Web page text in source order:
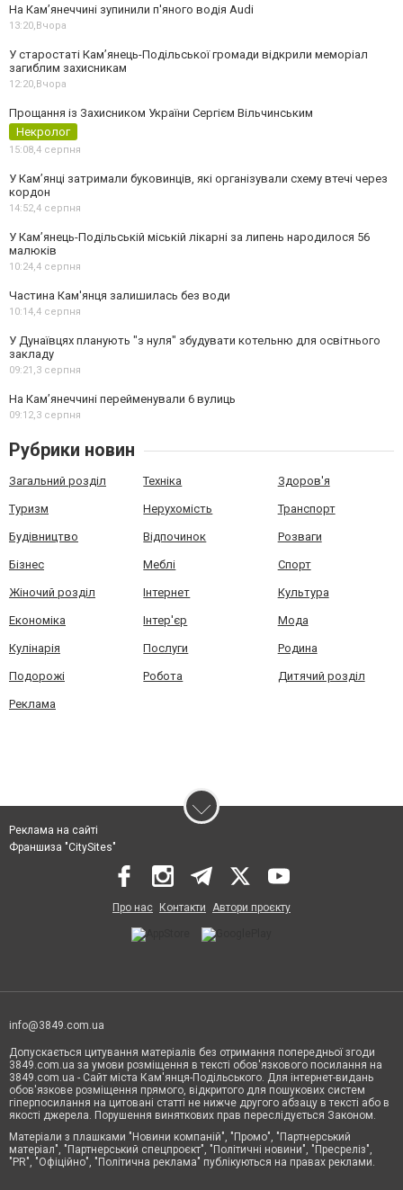
На Камʼянеччині зупинили п'яного водія Audi
13:20,Вчора
У старостаті Кам’янець-Подільської громади відкрили меморіал
загиблим захисникам
12:20,Вчора
Прощання із Захисником України Сергієм Вільчинським
Некролог
15:08,4 серпня
У Кам’янці затримали буковинців, які організували схему втечі через
кордон
14:52,4 серпня
У Кам’янець-Подільській міській лікарні за липень народилося 56
малюків
10:24,4 серпня
Частина Кам'янця залишилась без води
10:14,4 серпня
У Дунаївцях планують "з нуля" збудувати котельню для освітнього
закладу
09:21,3 серпня
На Камʼянеччині перейменували 6 вулиць
09:12,3 серпня
Рубрики новин
Загальний розділ Техніка Здоров'я
Туризм Нерухомість Транспорт
Будівництво Відпочинок Розваги
Бізнес Меблі Спорт
Жіночий розділ Інтернет Культура
Економіка Інтер'єр Мода
Кулінарія Послуги Родина
Подорожі Робота Дитячий розділ
Реклама
Реклама на сайті
Франшиза "CitySites"
Про нас Контакти Автори проєкту
info@3849.com.ua
Допускається цитування матеріалів без отримання попередньої згоди
3849.com.ua за умови розміщення в тексті обов'язкового посилання на
3849.com.ua - Сайт міста Кам'янця-Подільського. Для інтернет-видань
обов'язкове розміщення прямого, відкритого для пошукових систем
гіперпосилання на цитовані статті не нижче другого абзацу в тексті або в
якості джерела. Порушення виняткових прав переслідується Законом.
Матеріали з плашками "Новини компаній", "Промо", "Партнерський
матеріал", "Партнерський спецпроєкт", "Політичні новини", "Пресреліз",
"PR", "Офіційно", "Політична реклама" публікуються на правах реклами.